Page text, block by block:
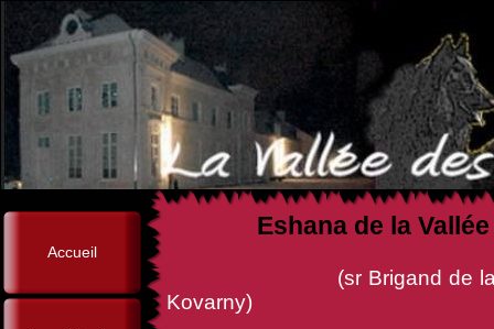
Accueil
Eshana de la
(sr Brigand de la Vallée
Kovarny)